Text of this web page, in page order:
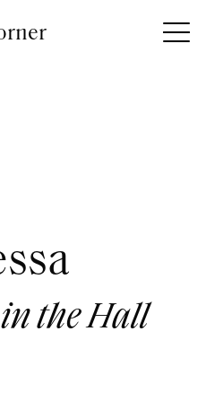
the Hall